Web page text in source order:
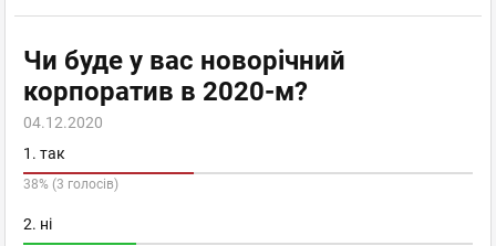
Чи буде у вас новорічний
корпоратив в 2020-м?
04.12.2020
1. так
38% (3 голосів)
2. ні